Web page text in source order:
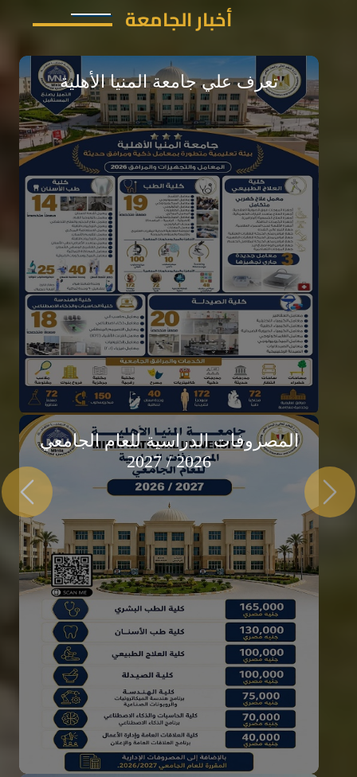
جامعة المنيا
الأهلية
"تعليم يواكب الحاضر.. ورؤية تبني الغد"
التحق الآن
السابق
أخبار الجامعة
تعرف علي جامعة المنيا الأهلية
تعرف علي جامعة المنيا الأهلية
تفاصيل الخبر
المصروفات الدراسية للعام الجامعي
2026 / 2027